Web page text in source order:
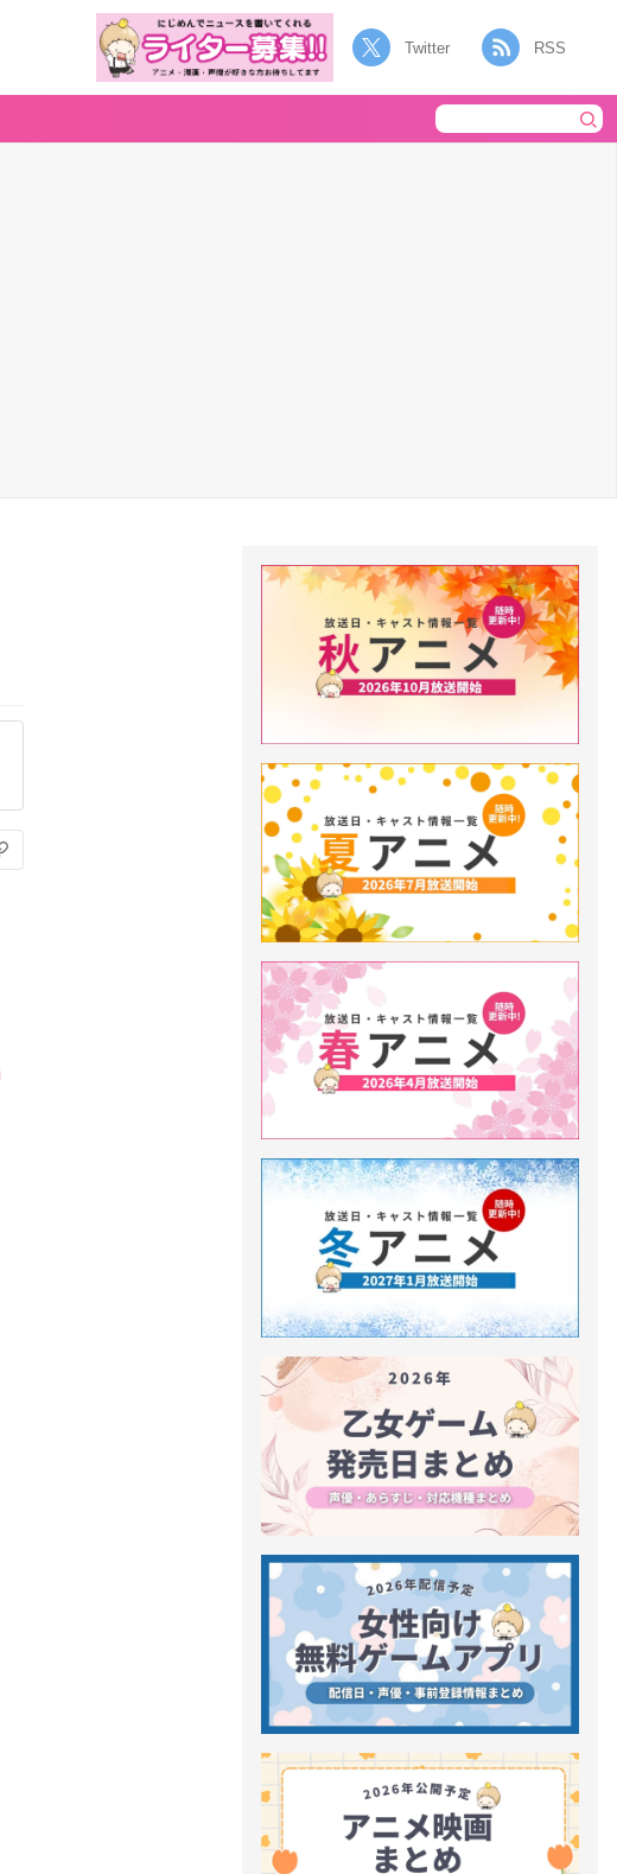
Twitter RSS